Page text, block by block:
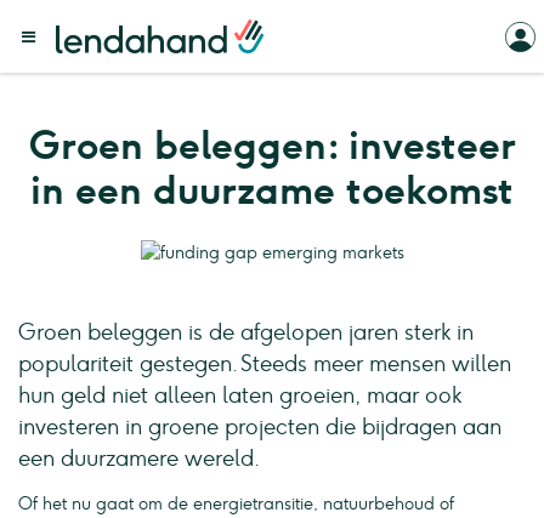
Groen beleggen: investeer
in een duurzame toekomst
Groen beleggen is de afgelopen jaren sterk in
populariteit gestegen. Steeds meer mensen willen
hun geld niet alleen laten groeien, maar ook
investeren in groene projecten die bijdragen aan
een duurzamere wereld.
Of het nu gaat om de energietransitie, natuurbehoud of